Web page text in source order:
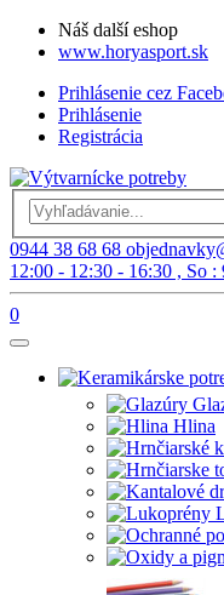
Náš další eshop
www.horyasport.sk
Prihlásenie cez
Prihlásenie
Registrácia
0944 38 68 68
12:00 - 12:30 - 16:30 , So :
0
Hlina